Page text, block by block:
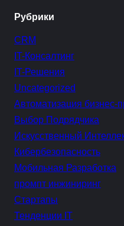
Рубрики
CRM
IT-Консалтинг
IT-Решения
Uncategorized
Автоматизация бизнес-
Выбор Подрядчика
Искусственный
Кибербезопасность
Мобильная Разработка
промпт инжиниринг
Стартапы
Тенденции IT